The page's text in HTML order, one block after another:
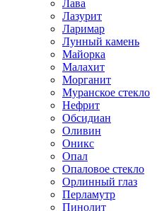
Лава
Лазурит
Ларимар
Лунный камень
Майорка
Малахит
Морганит
Муранское стекло
Нефрит
Обсидиан
Оливин
Оникс
Опал
Опаловое стекло
Орлинный глаз
Перламутр
Пинолит